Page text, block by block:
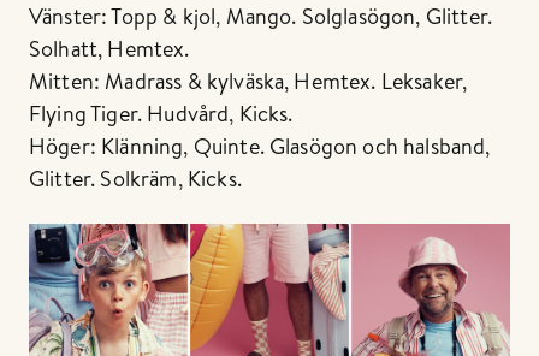
Vänster: Topp & kjol, Mango. Solglasögon, Glitter.
Solhatt, Hemtex.
Mitten: Madrass & kylväska, Hemtex. Leksaker,
Flying Tiger. Hudvård, Kicks.
Höger: Klänning, Quinte. Glasögon och halsband,
Glitter. Solkräm, Kicks.